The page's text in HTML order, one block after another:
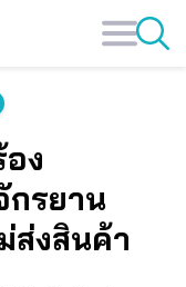
ง
รยาน
ส่งสินค้า